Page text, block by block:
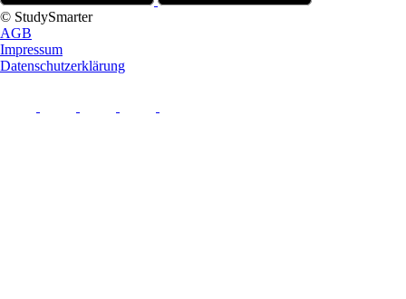
© StudySmarter
AGB
Impressum
Datenschutzerklärung